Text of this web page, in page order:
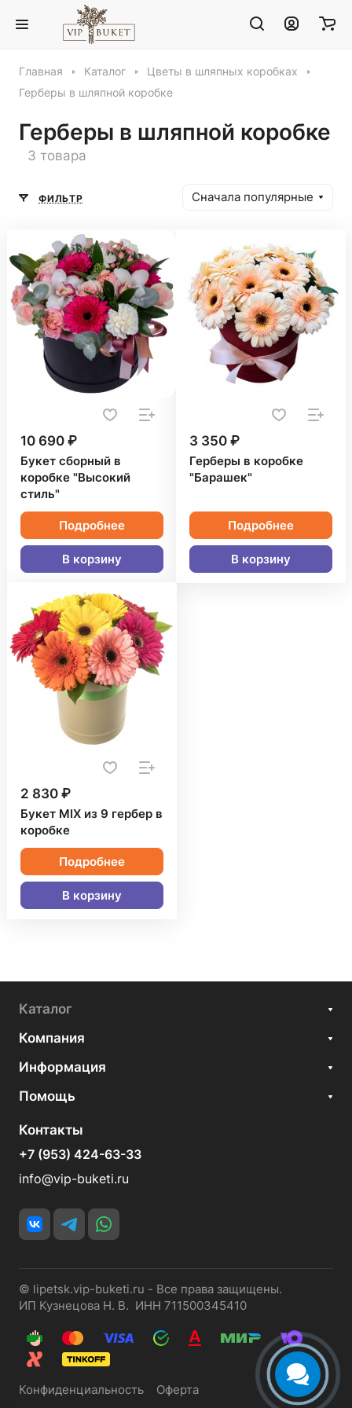
Главная Каталог
Цветы в шляпных коробках
Герберы в шляпной коробке
Герберы в шляпной коробке
3 товара
ФИЛЬТР Сначала популярные
10 690 ₽
Букет сборный в
коробке "Высокий
стиль"
Подробнее
В корзину
3 350 ₽
Герберы в коробке
"Барашек"
Подробнее
В корзину
2 830 ₽
Букет MIX из 9 гербер в
коробке
Подробнее
В корзину
Каталог
Компания
Информация
Помощь
Контакты
+7 (953) 424-63-33
info@vip-buketi.ru
© lipetsk.vip-buketi.ru - Все права защищены.
ИП Кузнецова Н. В. ИНН 711500345410
Конфиденциальность Оферта